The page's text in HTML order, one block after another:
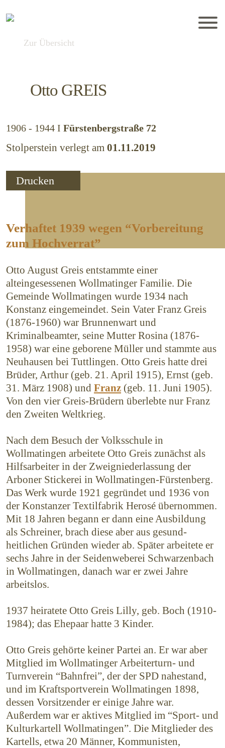
Zur Übersicht
Otto GREIS
1906 - 1944 I Fürstenbergstraße 72
Stolperstein verlegt am 01.11.2019
Drucken
Verhaftet 1939 wegen “Vorbereitung
zum Hochverrat”
Otto August Greis entstammte einer
alteingesessenen Wollmatinger Familie. Die
Gemeinde Wollmatingen wurde 1934 nach
Konstanz eingemeindet. Sein Vater Franz Greis
(1876-1960) war Brunnenwart und
Kriminalbeamter, seine Mutter Rosina (1876-
1958) war eine geborene Müller und stammte aus
Neuhausen bei Tuttlingen. Otto Greis hatte drei
Brüder, Arthur (geb. 21. April 1915), Ernst (geb.
31. März 1908) und Franz (geb. 11. Juni 1905).
Von den vier Greis-Brüdern überlebte nur Franz
den Zweiten Weltkrieg.
Nach dem Besuch der Volksschule in
Wollmatingen arbeitete Otto Greis zunächst als
Hilfsarbeiter in der Zweigniederlassung der
Arboner Stickerei in Woll­matingen-Fürstenberg.
Das Werk wurde 1921 gegründet und 1936 von
der Konstanzer Textilfabrik Herosé übernommen.
Mit 18 Jahren begann er dann eine Ausbildung
als Schreiner, brach diese aber aus gesund­
heitlichen Gründen wieder ab. Später arbeitete er
sechs Jahre in der Seidenweberei Schwarzenbach
in Wollmatingen, danach war er zwei Jahre
arbeitslos.
1937 heiratete Otto Greis Lilly, geb. Boch (1910-
1984); das Ehepaar hatte 3 Kinder.
Otto Greis gehörte keiner Partei an. Er war aber
Mitglied im Wollmatinger Arbeiterturn- und
Turnverein “Bahnfrei”, der der SPD nahestand,
und im Kraftsportverein Wollmatingen 1898,
dessen Vorsitzender er einige Jahre war.
Außerdem war er aktives Mitglied im “Sport- und
Kulturkartell Wollma­tingen”. Die Mit­glieder des
Kartells, etwa 20 Männer, Kommunisten,